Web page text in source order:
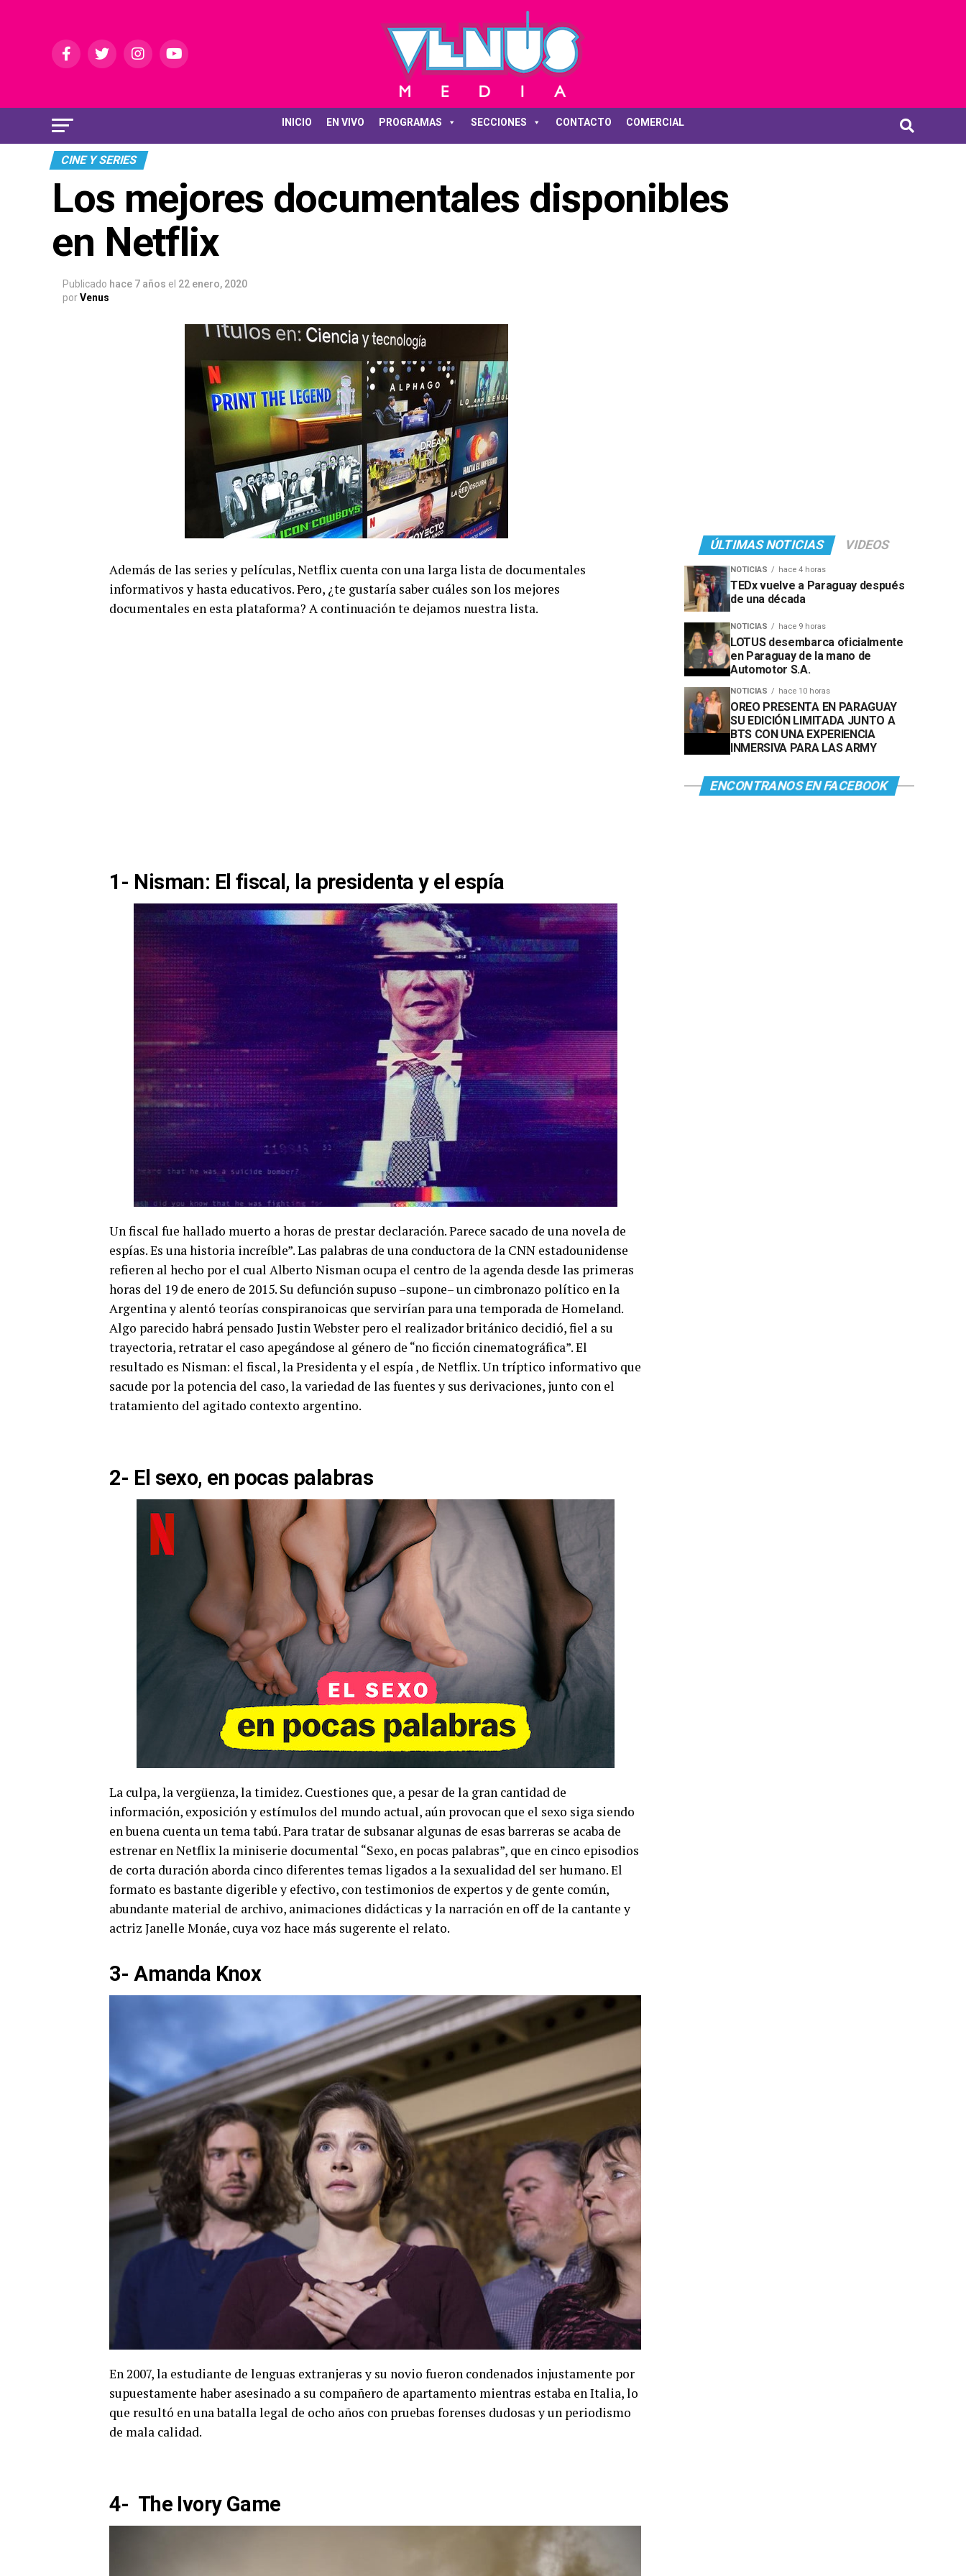
INICIO EN VIVO PROGRAMAS SECCIONES CONTACTO COMERCIAL
CINE Y SERIES
Los mejores documentales disponibles
en Netflix
Publicado hace 7 años el 22 enero, 2020
porVenus
Además de las series y películas, Netflix cuenta con una larga lista de documentales
informativos y hasta educativos. Pero, ¿te gustaría saber cuáles son los mejores
documentales en esta plataforma? A continuación te dejamos nuestra lista.
1- Nisman: El fiscal, la presidenta y el espía
Un fiscal fue hallado muerto a horas de prestar declaración. Parece sacado de una novela de
espías. Es una historia increíble”. Las palabras de una conductora de la CNN estadounidense
refieren al hecho por el cual Alberto Nisman ocupa el centro de la agenda desde las primeras
horas del 19 de enero de 2015. Su defunción supuso –supone– un cimbronazo político en la
Argentina y alentó teorías conspiranoicas que servirían para una temporada de Homeland.
Algo parecido habrá pensado Justin Webster pero el realizador británico decidió, fiel a su
trayectoria, retratar el caso apegándose al género de “no ficción cinematográfica”. El
resultado es Nisman: el fiscal, la Presidenta y el espía , de Netflix. Un tríptico informativo que
sacude por la potencia del caso, la variedad de las fuentes y sus derivaciones, junto con el
tratamiento del agitado contexto argentino.
2- El sexo, en pocas palabras
La culpa, la vergüenza, la timidez. Cuestiones que, a pesar de la gran cantidad de
información, exposición y estímulos del mundo actual, aún provocan que el sexo siga siendo
en buena cuenta un tema tabú. Para tratar de subsanar algunas de esas barreras se acaba de
estrenar en Netflix la miniserie documental “Sexo, en pocas palabras”, que en cinco episodios
de corta duración aborda cinco diferentes temas ligados a la sexualidad del ser humano. El
formato es bastante digerible y efectivo, con testimonios de expertos y de gente común,
abundante material de archivo, animaciones didácticas y la narración en off de la cantante y
actriz Janelle Monáe, cuya voz hace más sugerente el relato.
3- Amanda Knox
En 2007, la estudiante de lenguas extranjeras y su novio fueron condenados injustamente por
supuestamente haber asesinado a su compañero de apartamento mientras estaba en Italia, lo
que resultó en una batalla legal de ocho años con pruebas forenses dudosas y un periodismo
de mala calidad.
4- The Ivory Game
ÚLTIMAS NOTICIAS VIDEOS
NOTICIAS hace 4 horas
TEDx vuelve a Paraguay después
de una década
NOTICIAS hace 9 horas
LOTUS desembarca oficialmente
en Paraguay de la mano de
Automotor S.A.
NOTICIAS hace 10 horas
OREO PRESENTA EN PARAGUAY
SU EDICIÓN LIMITADA JUNTO A
BTS CON UNA EXPERIENCIA
INMERSIVA PARA LAS ARMY
ENCONTRANOS EN FACEBOOK